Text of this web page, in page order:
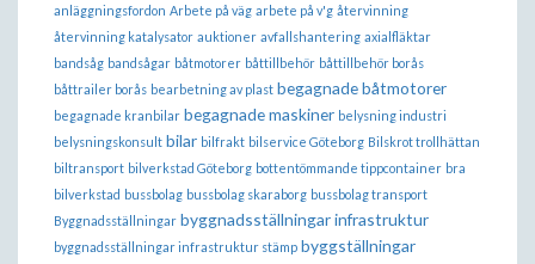
anläggningsfordon Arbete på väg arbete på v'g återvinning
återvinning katalysator auktioner avfallshantering axialfläktar
bandsåg bandsågar båtmotorer båttillbehör båttillbehör borås
båttrailer borås bearbetning av plast begagnade båtmotorer
begagnade kranbilar begagnade maskiner belysning industri
belysningskonsult bilar bilfrakt bilservice Göteborg Bilskrot trollhättan
biltransport bilverkstad Göteborg bottentömmande tippcontainer bra
bilverkstad bussbolag bussbolag skaraborg bussbolag transport
Byggnadsställningar byggnadsställningar infrastruktur
byggnadsställningar infrastruktur stämp byggställningar